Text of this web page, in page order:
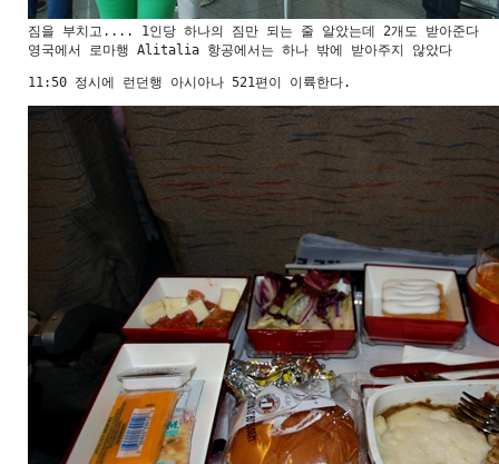
짐을 부치고.... 1인당 하나의 짐만 되는 줄 알았는데 2개도 받아준다
영국에서 로마행 Alitalia 항공에서는 하나 밖에 받아주지 않았다
11:50 정시에 런던행 아시아나 521편이 이륙한다.